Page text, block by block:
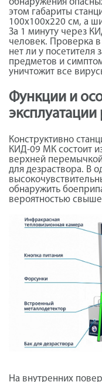
обнаружения
этом габариты
100х100х220 см, а
За 1 минуту через
человек. Проверка
нет ли у
предметов и
уничтожит все
Функции и
Конструктивно
КИД-09 МК состоит
верхней
для дезраствора. В
обнаружить
вероятностью
На внутренних